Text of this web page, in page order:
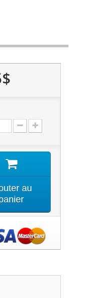
au